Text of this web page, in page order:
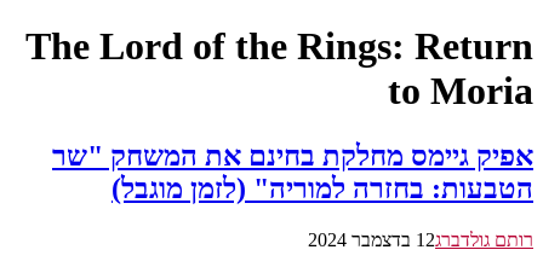
The Lord of the Rings: Return
to Moria
אפיק גיימס מחלקת בחינם את המשחק "שר
הטבעות: בחזרה למוריה" (לזמן מוגבל)
רותם גולדברג12 בדצמבר 2024